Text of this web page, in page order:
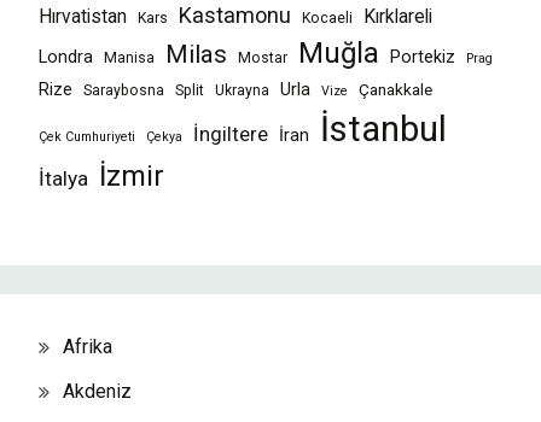
Hırvatistan
Kars Kastamonu Kocaeli
Kırklareli
Londra
Manisa Milas Mostar Muğla Portekiz Prag
Rize Saraybosna Split Ukrayna Urla Vize Çanakkale
Çek Cumhuriyeti Çekya İngiltere İran İstanbul
İtalya İzmir
Afrika
Akdeniz